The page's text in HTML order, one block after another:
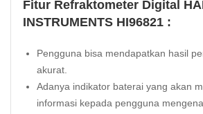
Fitur Refraktometer Digital
INSTRUMENTS HI96821 :
Pengguna bisa mendapatkan hasil
akurat.
Adanya indikator baterai yang akan
informasi kepada pengguna